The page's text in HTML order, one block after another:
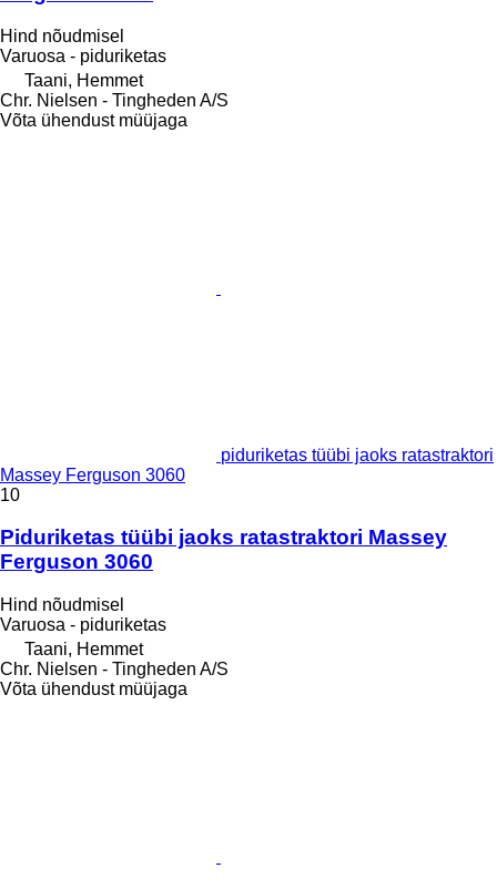
Hind nõudmisel
Varuosa - piduriketas
Taani, Hemmet
Chr. Nielsen - Tingheden A/S
Võta ühendust müüjaga
piduriketas tüübi jaoks ratastraktori
Massey Ferguson 3060
10
Piduriketas tüübi jaoks ratastraktori Massey
Ferguson 3060
Hind nõudmisel
Varuosa - piduriketas
Taani, Hemmet
Chr. Nielsen - Tingheden A/S
Võta ühendust müüjaga